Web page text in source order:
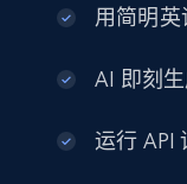
用简明
AI 即刻
运行 API